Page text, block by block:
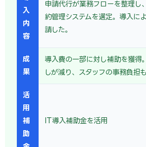
入
内
容
申請代行が業務フローを整理し
約管理システムを選定。導入に
請した。
成
果
導入費の一部に対し補助を獲得
しが減り、スタッフの事務負担
活
用
補
助
IT導入補助金を活用